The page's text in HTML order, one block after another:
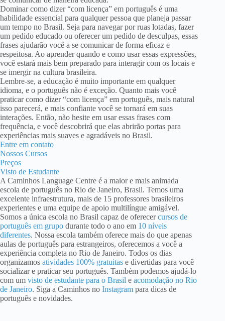
Dominar como dizer “com licença” em português é uma
habilidade essencial para qualquer pessoa que planeja passar
um tempo no Brasil. Seja para navegar por ruas lotadas, fazer
um pedido educado ou oferecer um pedido de desculpas, essas
frases ajudarão você a se comunicar de forma eficaz e
respeitosa. Ao aprender quando e como usar essas expressões,
você estará mais bem preparado para interagir com os locais e
se imergir na cultura brasileira.
Lembre-se, a educação é muito importante em qualquer
idioma, e o português não é exceção. Quanto mais você
praticar como dizer “com licença” em português, mais natural
isso parecerá, e mais confiante você se tornará em suas
interações. Então, não hesite em usar essas frases com
frequência, e você descobrirá que elas abrirão portas para
experiências mais suaves e agradáveis no Brasil.
Entre em contato
Nossos Cursos
Preços
Visto de Estudante
A Caminhos Language Centre é a maior e mais animada
escola de português no Rio de Janeiro, Brasil. Temos uma
excelente infraestrutura, mais de 15 professores brasileiros
experientes e uma equipe de apoio multilíngue amigável.
Somos a única escola no Brasil capaz de oferecercursos de
português em grupo durante todo o ano em 10 níveis
diferentes. Nossa escola também oferece mais do que apenas
aulas de português para estrangeiros, oferecemos a você a
experiência completa no Rio de Janeiro. Todos os dias
organizamos atividades 100% gratuitas e divertidas para você
socializar e praticar seu português. Também podemos ajudá-lo
com um visto de estudante para o Brasil e acomodação no Rio
de Janeiro. Siga a Caminhos no Instagram para dicas de
português e novidades.